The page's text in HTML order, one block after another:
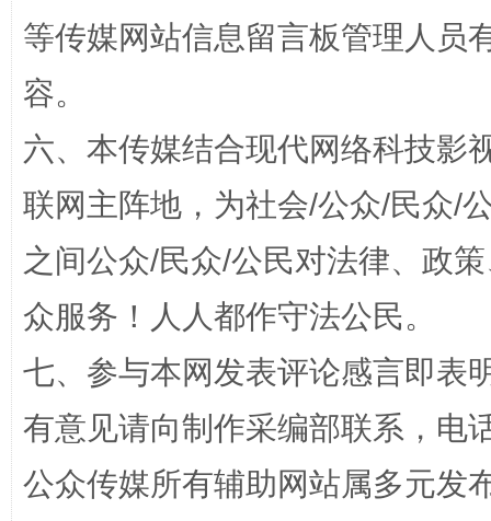
“蜀中异人”王建安的艺术幻境
等传媒网站信息留言板管理人员
容。
六、本传媒结合现代网络科技影
联网主阵地，为社会/公众/民众/
之间公众/民众/公民对法律、政
众服务！人人都作守法公民。
七、参与本网发表评论感言即表
有意见请向制作采编部联系，电
公众传媒所有辅助网站属多元发